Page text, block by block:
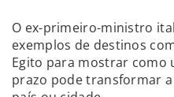
O ex-primeiro-ministro
exemplos de destinos
Egito para mostrar como
prazo pode transformar